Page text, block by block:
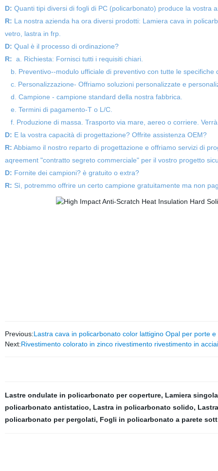
D: Quanti tipi diversi di fogli di PC (policarbonato) produce la vostra
R: La nostra azienda ha ora diversi prodotti: Lamiera cava in
vetro, lastra in frp.
D: Qual è il processo di ordinazione?
R: a. Richiesta: Fornisci tutti i requisiti chiari.
b. Preventivo--modulo ufficiale di preventivo con tutte le specifiche
c. Personalizzazione- Offriamo soluzioni personalizzate e
d. Campione - campione standard della nostra fabbrica.
e. Termini di pagamento-T o L/C.
f. Produzione di massa. Trasporto via mare, aereo o corriere.
D: E la vostra capacità di progettazione? Offrite assistenza OEM?
R: Abbiamo il nostro reparto di progettazione e offriamo servizi di
aqreement "contratto segreto commerciale" per il vostro progetto
D: Fornite dei campioni? è gratuito o extra?
R: Sì, potremmo offrire un certo campione gratuitamente ma non
Previous:Lastra cava in policarbonato color lattigino Opal per porte e
Next:Rivestimento colorato in zinco rivestimento rivestimento in
Lastre ondulate in policarbonato per coperture, Lamiera
policarbonato antistatico, Lastra in policarbonato solido,
policarbonato per pergolati, Fogli in policarbonato a parete